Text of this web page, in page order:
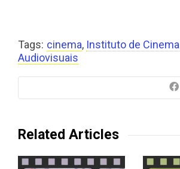
Tags: cinema, Instituto de
Audiovisuais
Related Articles